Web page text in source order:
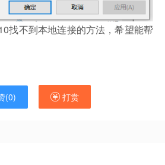
不到本地连接的方法，希望能帮
(0) 打赏